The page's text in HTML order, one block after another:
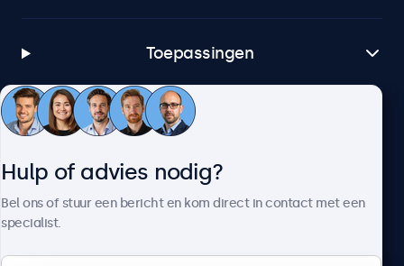
Toepassingen
Klantenservice
Hulp of advies nodig?
Bel ons of stuur een bericht en kom direct in contact met een
specialist.